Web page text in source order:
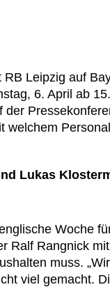
RB Leipzig auf
6. April ab
der
welchem
Lukas
Woche
Ralf Rangnick
muss.
viel gemacht.